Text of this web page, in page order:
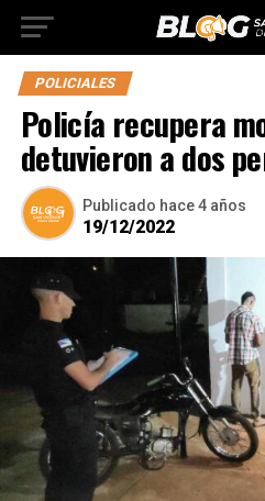
POLICIALES
Policía recupera
detuvieron a dos
Publicado hace 4 años
19/12/2022